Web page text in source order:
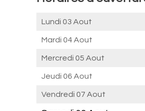
Lundi 03 Aout
Mardi 04 Aout
Mercredi 05 Aout
Jeudi 06 Aout
Vendredi 07 Aout